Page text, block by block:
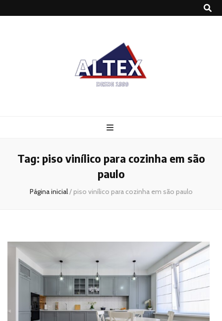
Tag: piso vinílico para cozinha em são
paulo
Página inicial/ piso vinílico para cozinha em são paulo